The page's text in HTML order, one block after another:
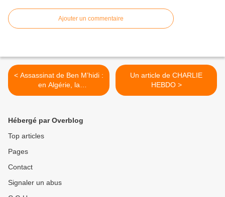
Ajouter un commentaire
< Assassinat de Ben M’hidi :
en Algérie, la
reconnaissance par Macron
Un article de CHARLIE
HEBDO >
Hébergé par Overblog
Top articles
Pages
Contact
Signaler un abus